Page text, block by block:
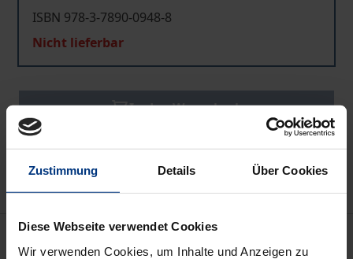
Zustimmung Details Über Cookies
Diese Webseite verwendet Cookies
Wir verwenden Cookies, um Inhalte und Anzeigen zu
ISBN 978-3-7890-0948-8
Nicht lieferbar
In den Warenkorb
Zur Wunschliste hinzufügen
Hinweise zu Versandkosten
Bibliografische Angaben